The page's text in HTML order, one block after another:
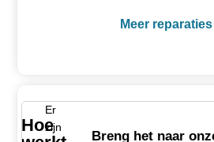
Meer reparaties
Hoe
Er
zijn
Breng het naar